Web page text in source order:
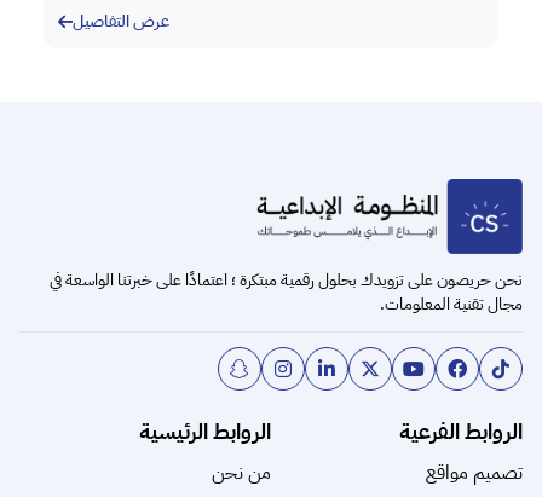
عرض التفاصيل
نحن حريصون على تزويدك بحلول رقمية مبتكرة ؛ اعتمادًا على خبرتنا الواسعة في
مجال تقنية المعلومات.
الروابط الفرعية
تصميم مواقع
الروابط الرئيسية
من نحن